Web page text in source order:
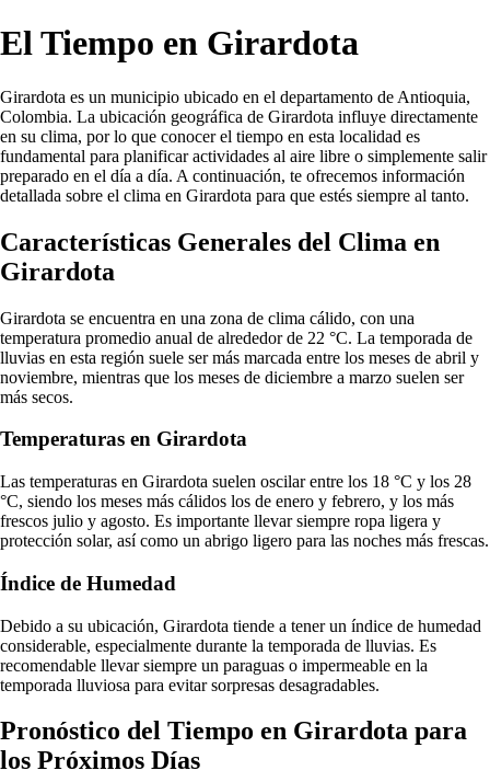
El Tiempo en Girardota
Girardota es un municipio ubicado en el departamento de Antioquia,
Colombia. La ubicación geográfica de Girardota influye directamente
en su clima, por lo que conocer el tiempo en esta localidad es
fundamental para planificar actividades al aire libre o simplemente salir
preparado en el día a día. A continuación, te ofrecemos información
detallada sobre el clima en Girardota para que estés siempre al tanto.
Características Generales del Clima en
Girardota
Girardota se encuentra en una zona de clima cálido, con una
temperatura promedio anual de alrededor de 22 °C. La temporada de
lluvias en esta región suele ser más marcada entre los meses de abril y
noviembre, mientras que los meses de diciembre a marzo suelen ser
más secos.
Temperaturas en Girardota
Las temperaturas en Girardota suelen oscilar entre los 18 °C y los 28
°C, siendo los meses más cálidos los de enero y febrero, y los más
frescos julio y agosto. Es importante llevar siempre ropa ligera y
protección solar, así como un abrigo ligero para las noches más frescas.
Índice de Humedad
Debido a su ubicación, Girardota tiende a tener un índice de humedad
considerable, especialmente durante la temporada de lluvias. Es
recomendable llevar siempre un paraguas o impermeable en la
temporada lluviosa para evitar sorpresas desagradables.
Pronóstico del Tiempo en Girardota para
los Próximos Días